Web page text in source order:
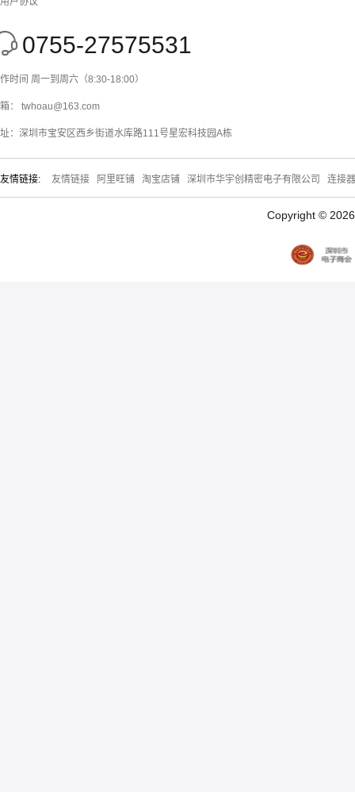
0755-27575531
时间 周一到周六（8:30-18:00）
： twhoau@163.com
：深圳市宝安区西乡街道水库路111号星宏科技园A栋
友情链接: 友情链接 阿里旺铺 淘宝店铺 深圳市华宇创精密电子有限公司 连接
Copyright ©